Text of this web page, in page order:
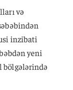
və
inzibati
yeni
bölgələrində